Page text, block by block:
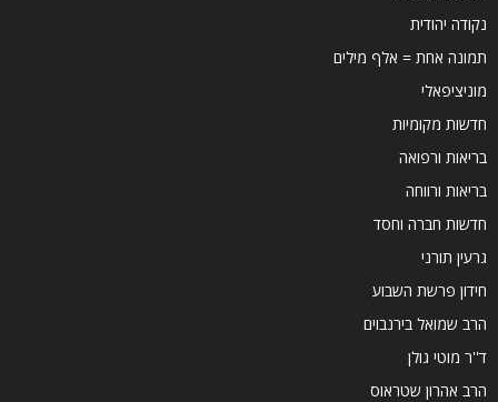
נקודה יהודית
תמונה אחת = אלף מילים
מוניציפאלי
חדשות מקומיות
בריאות ורפואה
בריאות ורווחה
חדשות חברה וחסד
גרעין תורני
חידון פרשת השבוע
הרב שמואל בירנבוים
ד''ר מוטי גולן
הרב אהרון שטראוס